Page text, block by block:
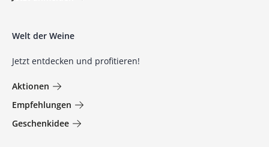
Welt der Weine
Jetzt entdecken und profitieren!
Aktionen
Empfehlungen
Geschenkidee